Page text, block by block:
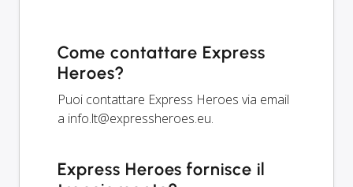
Come contattare Express
Heroes?
Puoi contattare Express Heroes via email
a info.lt@expressheroes.eu.
Express Heroes fornisce il